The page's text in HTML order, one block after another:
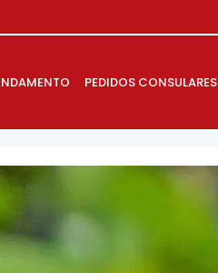
PEDIDOS CONSULARES